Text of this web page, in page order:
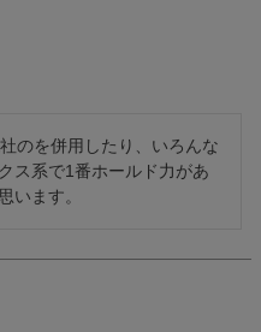
のを併用したり、いろんな
ス系で1番ホールド力があ
います。